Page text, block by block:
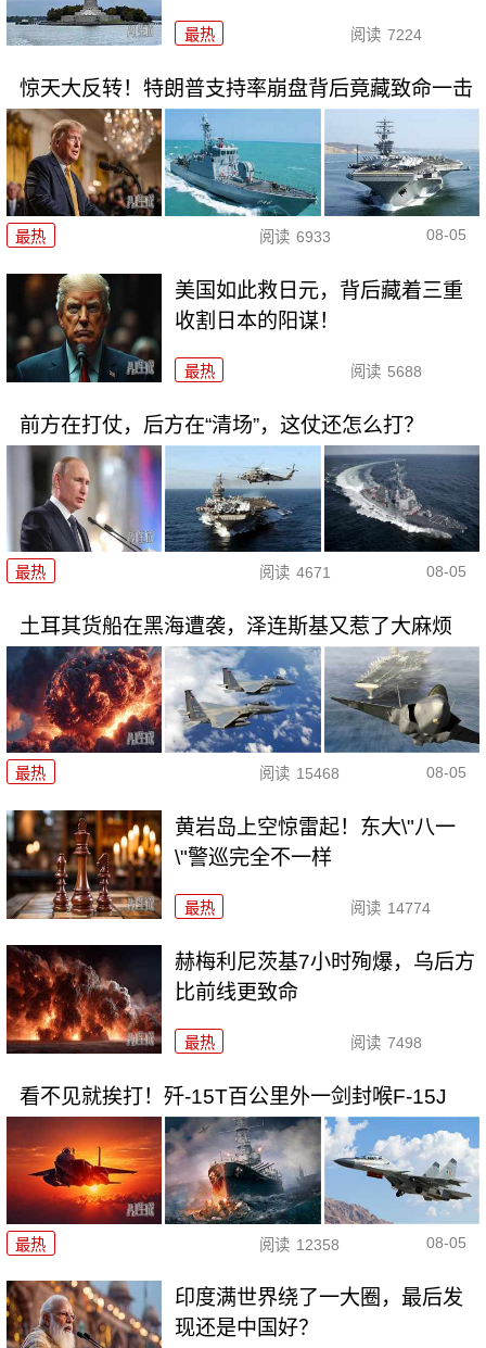
最热 阅读 7224
惊天大反转！特朗普支持率崩盘背后竟藏致命一击
最热 阅读 6933 08-05
美国如此救日元，背后藏着三重
收割日本的阳谋！
最热 阅读 5688
前方在打仗，后方在“清场”，这仗还怎么打？
最热 阅读 4671 08-05
土耳其货船在黑海遭袭，泽连斯基又惹了大麻烦
最热 阅读 15468 08-05
黄岩岛上空惊雷起！东大\"八一
\"警巡完全不一样
最热 阅读 14774
赫梅利尼茨基7小时殉爆，乌后方
比前线更致命
最热 阅读 7498
看不见就挨打！歼-15T百公里外一剑封喉F-15J
最热 阅读 12358 08-05
印度满世界绕了一大圈，最后发
现还是中国好？